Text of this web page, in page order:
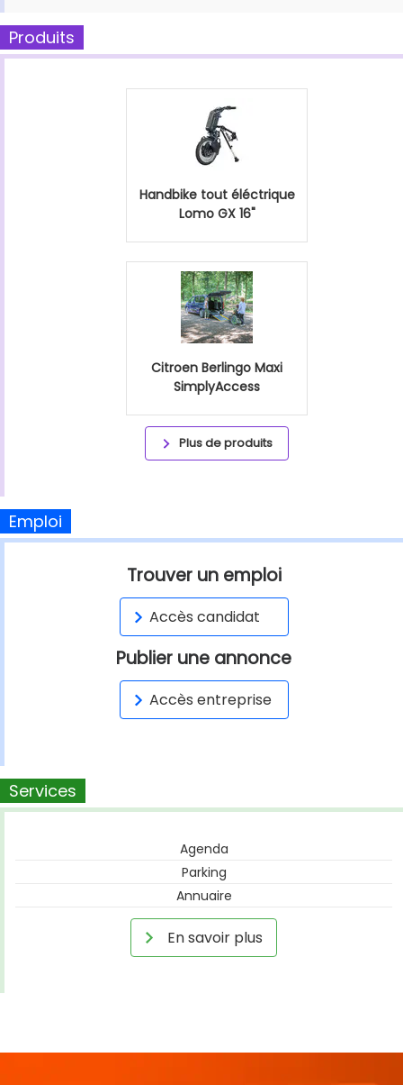
Produits
Handbike tout éléctrique
Lomo GX 16"
Citroen Berlingo Maxi
SimplyAccess
Plus de produits
Emploi
Trouver un emploi
Accès candidat
Publier une annonce
Accès entreprise
Services
Agenda
Parking
Annuaire
En savoir plus